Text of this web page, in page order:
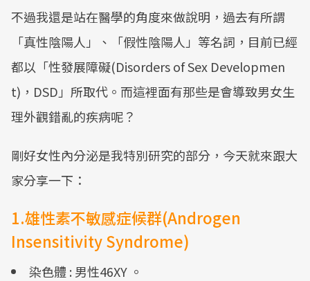
不過我還是站在醫學的角度來做說明，過去有所謂
「真性陰陽人」、「假性陰陽人」等名詞，目前已經
都以「性發展障礙(Disorders of Sex Developmen
t)，DSD」所取代。而這裡面有那些是會導致男女生
理外觀錯亂的疾病呢？
剛好女性內分泌是我特別研究的部分，今天就來跟大
家分享一下：
1.雄性素不敏感症候群(Androgen
Insensitivity Syndrome)
染色體 : 男性46XY 。